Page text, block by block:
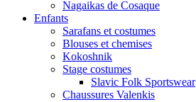
Nagaikas de Cosaque
Enfants
Sarafans et costumes
Blouses et chemises
Kokoshnik
Stage costumes
Slavic Folk Sportswear
Chaussures Valenkis